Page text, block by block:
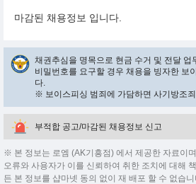
마감된 채용정보 입니다.
채권추심을 명목으로 현금 수거 및 전달 업
비밀번호를 요구할 경우 채용을 빙자한 보
다.
※ 보이스피싱 범죄에 가담하면 사기방조
부적합 공고/마감된 채용정보 신고
※ 본 정보는 로엠 (AK기흥점) 에서 제공한 자료이
오류와 사용자가 이를 신뢰하여 취한 조치에 대해
든 본 정보를 샵마넷 동의 없이 재 배포 할 수 없습